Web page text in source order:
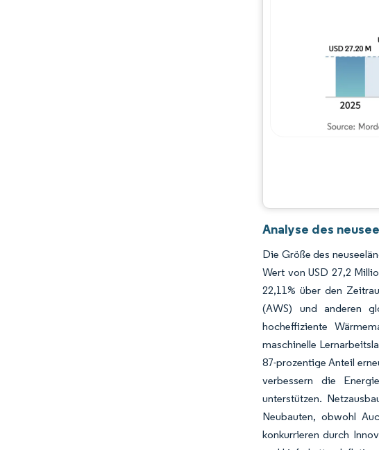
Analyse des
Die Größe des
Wert von USD 27,2
22,11% über den
(AWS) und anderen
hocheffiziente
maschinelle
87-prozentige Anteil
verbessern die
unterstützen.
Neubauten, obwohl
konkurrieren durch